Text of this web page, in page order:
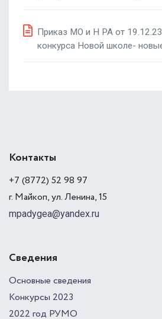
Приказ МО и Н РА от
конкурса Новой школе-
Контакты
+7 (8772) 52 98 97
г. Майкоп, ул. Ленина, 15
mpadygea@yandex.ru
Сведения
Основные сведения
Конкурсы 2023
2022 год РУМО